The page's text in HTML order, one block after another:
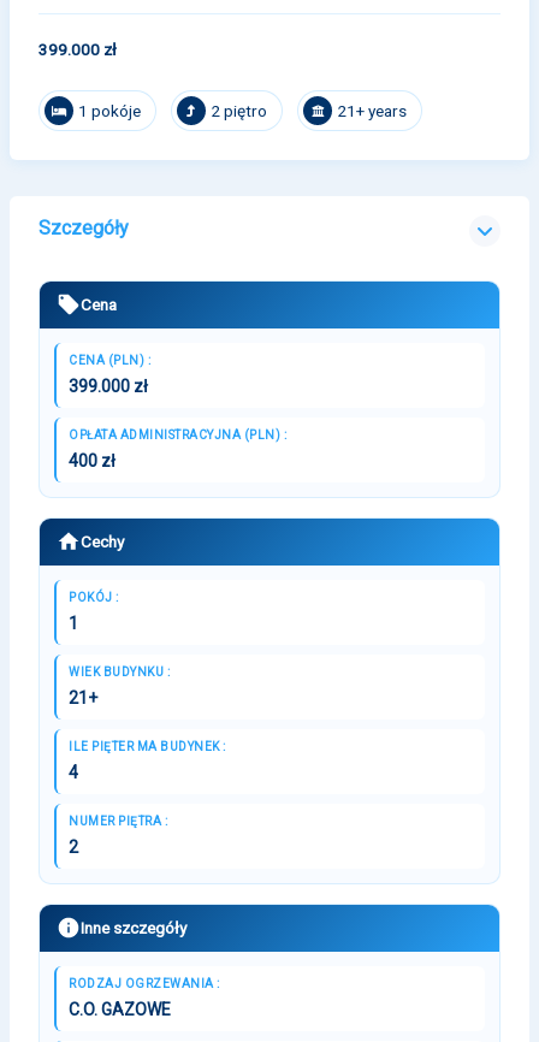
399.000 zł
1 pokóje 2 piętro 21+ years
Szczegóły
Cena
CENA (PLN) :
399.000 zł
OPŁATA ADMINISTRACYJNA (PLN) :
400 zł
Cechy
POKÓJ :
1
WIEK BUDYNKU :
21+
ILE PIĘTER MA BUDYNEK :
4
NUMER PIĘTRA :
2
Inne szczegóły
RODZAJ OGRZEWANIA :
C.O. GAZOWE